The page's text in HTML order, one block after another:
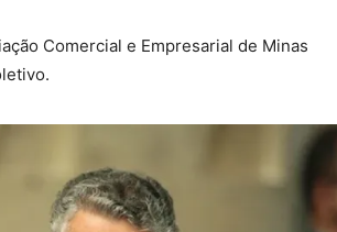
Comercial e Empresarial de Minas